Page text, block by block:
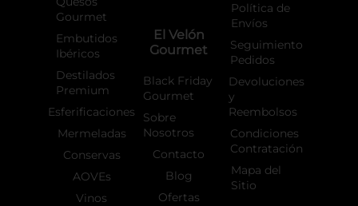
Gourmet
Embutidos
Ibéricos
Destilados
Premium
Esferificaciones
Mermeladas
Conservas
AOVEs
Vinos
El Velón
Gourmet
Black Friday
Gourmet
Sobre
Nosotros
Contacto
Blog
Ofertas
Política de
Envíos
Seguimiento
Pedidos
Devoluciones
y
Reembolsos
Condiciones
Contratación
Mapa del
Sitio